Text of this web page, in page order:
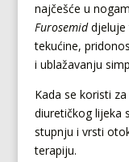
najčešće u
Furosemiddjeluje
tekućine,
i ublažavanju
Kada se koristi
diuretičkog lijeka
stupnju i vrsti
terapiju.